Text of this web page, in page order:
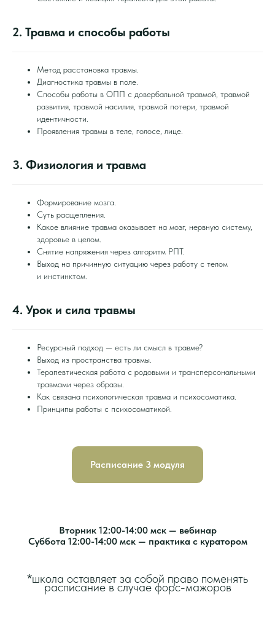
2. Травма и способы работы
Метод расстановка травмы.
Диагностика травмы в поле.
Способы работы в ОПП с довербальной травмой, травмой
развития, травмой насилия, травмой потери, травмой
идентичности.
Проявления травмы в теле, голосе, лице.
3. Физиология и травма
Формирование мозга.
Суть расщепления.
Какое влияние травма оказывает на мозг, нервную систему,
здоровье в целом.
Снятие напряжения через алгоритм РПТ.
Выход на причинную ситуацию через работу с телом
и инстинктом.
4. Урок и сила травмы
Ресурсный подход — есть ли смысл в травме?
Выход из пространства травмы.
Терапевтическая работа с родовыми и трансперсональными
травмами через образы.
Как связана психологическая травма и психосоматика.
Принципы работы с психосоматикой.
Расписание 3 модуля
Вторник 12:00-14:00 мск — вебинар
Суббота 12:00-14:00 мск — практика с куратором
*школа оставляет за собой право поменять
расписание в случае форс-мажоров